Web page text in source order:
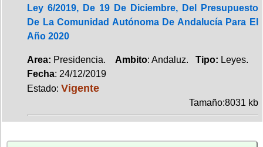
Ley 6/2019, De 19 De Diciembre, Del Presupuesto
De La Comunidad Autónoma De Andalucía Para El
Año 2020
Area: Presidencia. Ambito: Andaluz. Tipo: Leyes.
Fecha: 24/12/2019
Estado: Vigente
Tamaño:8031 kb